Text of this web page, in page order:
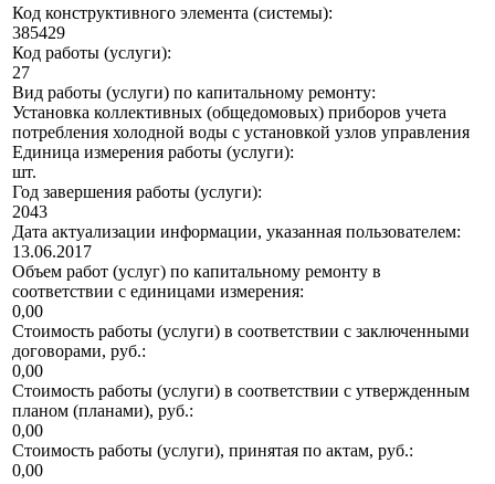
Код конструктивного элемента (системы):
385429
Код работы (услуги):
27
Вид работы (услуги) по капитальному ремонту:
Установка коллективных (общедомовых) приборов учета
потребления холодной воды с установкой узлов управления
Единица измерения работы (услуги):
шт.
Год завершения работы (услуги):
2043
Дата актуализации информации, указанная пользователем:
13.06.2017
Объем работ (услуг) по капитальному ремонту в
соответствии с единицами измерения:
0,00
Стоимость работы (услуги) в соответствии с заключенными
договорами, руб.:
0,00
Стоимость работы (услуги) в соответствии с утвержденным
планом (планами), руб.:
0,00
Стоимость работы (услуги), принятая по актам, руб.:
0,00